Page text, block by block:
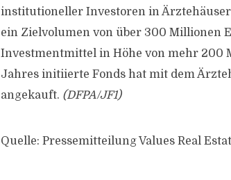
institutioneller Investoren in
ein Zielvolumen von über 300 Millionen
Investmentmittel in Höhe von mehr 200
Jahres initiierte Fonds hat mit dem
angekauft. (DFPA/JF1)
Quelle: Pressemitteilung Values Real